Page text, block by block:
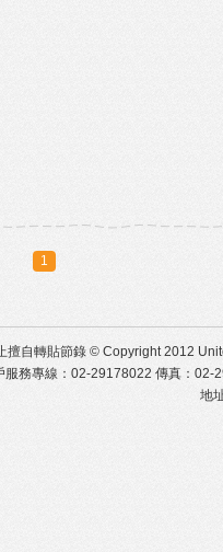
1
擅自轉貼節錄 © Copyright 2012
服務專線：02-29178022 傳真：02-
地